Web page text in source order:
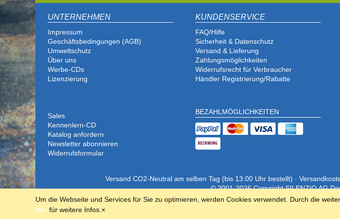
UNTERNEHMEN
Impressum
Geschäftsbedingungen (AGB)
Umweltschutz
Über uns
Werbe-CDs
Lizenzierung
KUNDENSERVICE
FAQ/Hilfe
Sicherheit & Datenschutz
Versand & Lieferung
Zahlungsmöglichkeiten
Widerrufsrecht für Verbraucher
Händler Registrierung/Rabatte
Sales
Kennenlern-CD
Katalog anfordern
Newsletter abonnieren
Widerrufsformular
BEZAHLMÖGLICHKEITEN
Versand CO2-Neutral am selben Tag (bis 13:00 Uhr bestellt) ·
© 2001-2026 Copyright SILENZIO AG
Um die Webseite und Services für Sie zu optimieren, werden Cookies verwendet. Durch die
hier für weitere Infos. ×